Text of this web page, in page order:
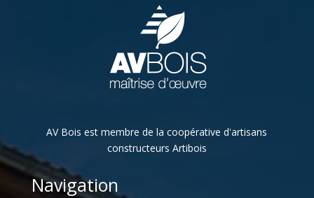
AV Bois est membre de la coopérative d'artisans
constructeurs Artibois
Navigation